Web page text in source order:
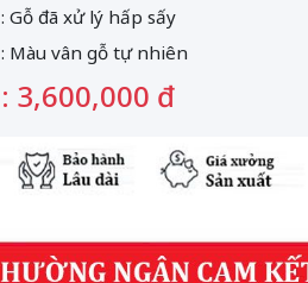
: Gỗ đã xử lý hấp sấy
: Màu vân gỗ tự nhiên
: 3,600,000 đ